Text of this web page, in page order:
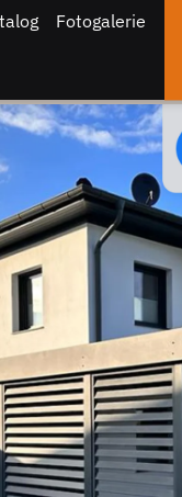
Fotogalerie